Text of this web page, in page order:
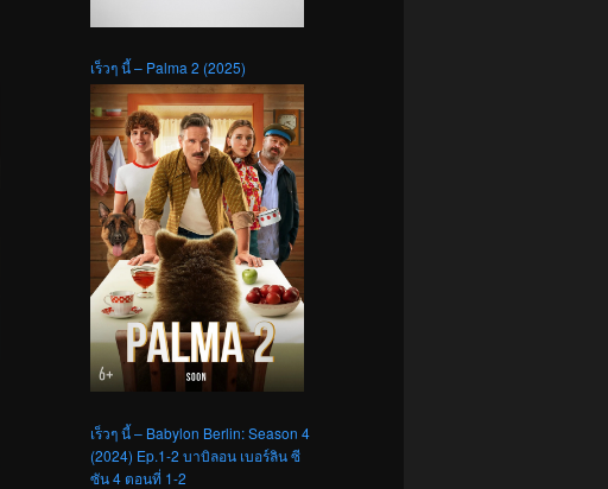
เร็วๆ นี้ – Palma 2 (2025)
เร็วๆ นี้ – Babylon Berlin: Season 4
(2024) Ep.1-2 บาบิลอน เบอร์ลิน ซี
ซัน 4 ตอนที่ 1-2